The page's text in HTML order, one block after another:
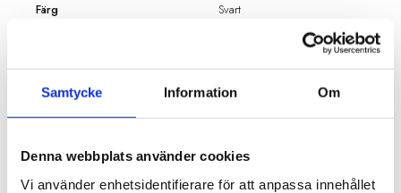
Samtycke Information Om
Denna webbplats använder cookies
Vi använder enhetsidentifierare för att anpassa innehållet
Färg
Svart